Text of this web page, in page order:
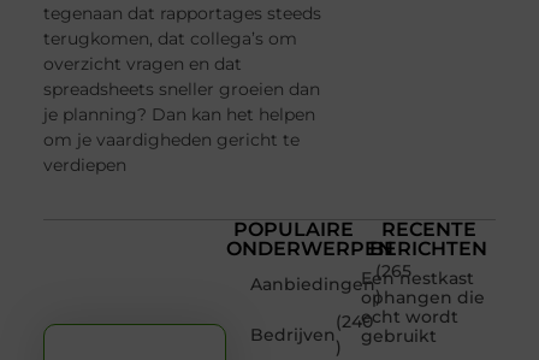
tegenaan dat rapportages steeds
terugkomen, dat collega’s om
overzicht vragen en dat
spreadsheets sneller groeien dan
je planning? Dan kan het helpen
om je vaardigheden gericht te
verdiepen
POPULAIRE
ONDERWERPEN
Aanbiedingen
(265
)
Bedrijven
(240
)
RECENTE
BERICHTEN
Een nestkast
ophangen die
echt wordt
gebruikt